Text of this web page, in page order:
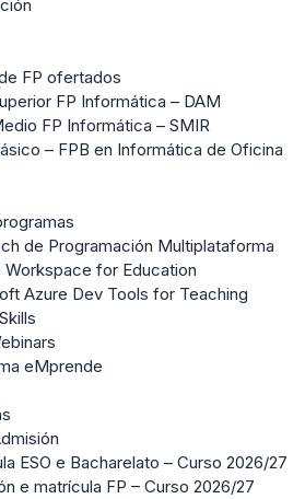
FP ofertados
FP Informática – DAM
FP Informática – SMIR
– FPB en Informática de Oficina
de Programación Multiplataforma
Workspace for Education
Azure Dev Tools for Teaching
eMprende
ESO e Bacharelato – Curso 2026/27
e matrícula FP – Curso 2026/27